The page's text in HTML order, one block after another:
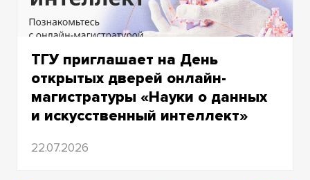
ТГУ приглашает на День
открытых дверей онлайн-
магистратуры «Науки о данных
и искусственный интеллект»
22.07.2026